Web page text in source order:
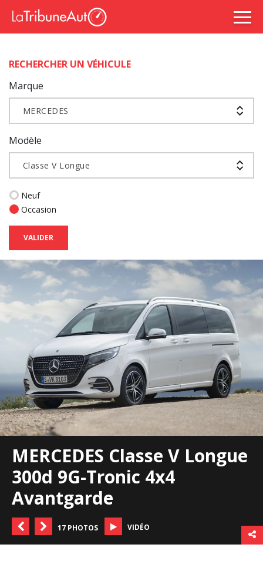
RECHERCHER UN VÉHICULE
Marque
MERCEDES
Modèle
Classe V Longue
Neuf
Occasion
VALIDER
MERCEDES Classe V Longue
300d 9G-Tronic 4x4
Avantgarde
17 PHOTOS VIDÉO